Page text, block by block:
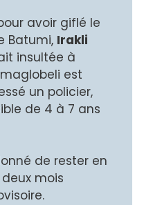
avoir giflé le
Batumi, Irakli
insultée à
est
un policier,
de 4 à 7 ans
de rester en
mois